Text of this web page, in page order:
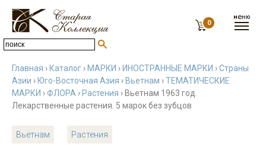
0
Главная › Каталог › МАРКИ › ИНОСТРАННЫЕ МАРКИ ›Страны
Азии › Юго-Восточная Азия › Вьетнам ›ТЕМАТИЧЕСКИЕ
МАРКИ ›ФЛОРА › Растения › Вьетнам 1963 год.
Лекарственные растения. 5 марок без зубцов
Вьетнам Растения